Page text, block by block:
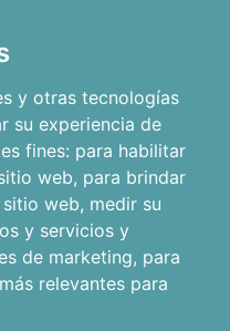
y otras tecnologías
su experiencia de
fines: para habilitar
web, para brindar
sitio web, medir su
y servicios y
de marketing, para
relevantes para